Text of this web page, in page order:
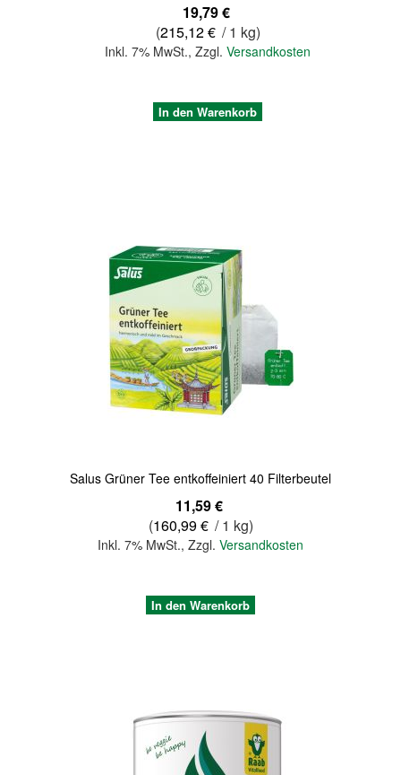
19,79 €
(215,12 € / 1 kg)
Inkl. 7% MwSt.,Zzgl.Versandkosten
In den Warenkorb
Salus Grüner Tee entkoffeiniert 40 Filterbeutel
11,59 €
(160,99 € / 1 kg)
Inkl. 7% MwSt., Zzgl. Versandkosten
In den Warenkorb